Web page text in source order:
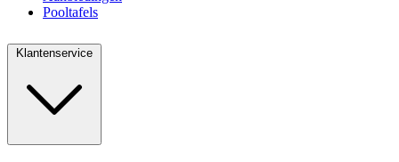
Pooltafels
Klantenservice